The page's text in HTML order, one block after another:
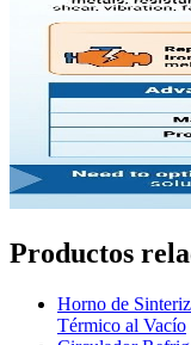
Productos
Horno de
Térmico al Vacío